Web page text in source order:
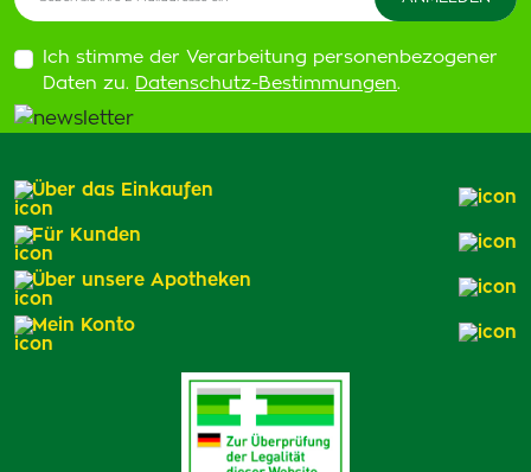
Ich stimme der Verarbeitung personenbezogener
Daten zu. Datenschutz-Bestimmungen.
Über das Einkaufen
Für Kunden
Über unsere Apotheken
Mein Konto